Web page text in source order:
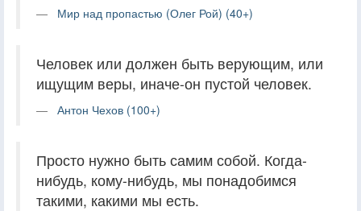
Мир над пропастью (Олег Рой) (40+)
Человек или должен быть верующим, или
ищущим веры, иначе-он пустой человек.
Антон Чехов (100+)
Просто нужно быть самим собой. Когда-
нибудь, кому-нибудь, мы понадобимся
такими, какими мы есть.